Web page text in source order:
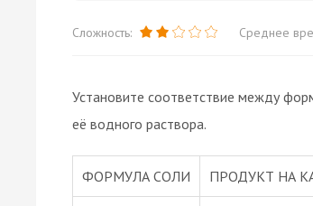
Сложность: Среднее
Установите соответствие между
её водного раствора.
ФОРМУЛА СОЛИ ПРОДУКТ НА